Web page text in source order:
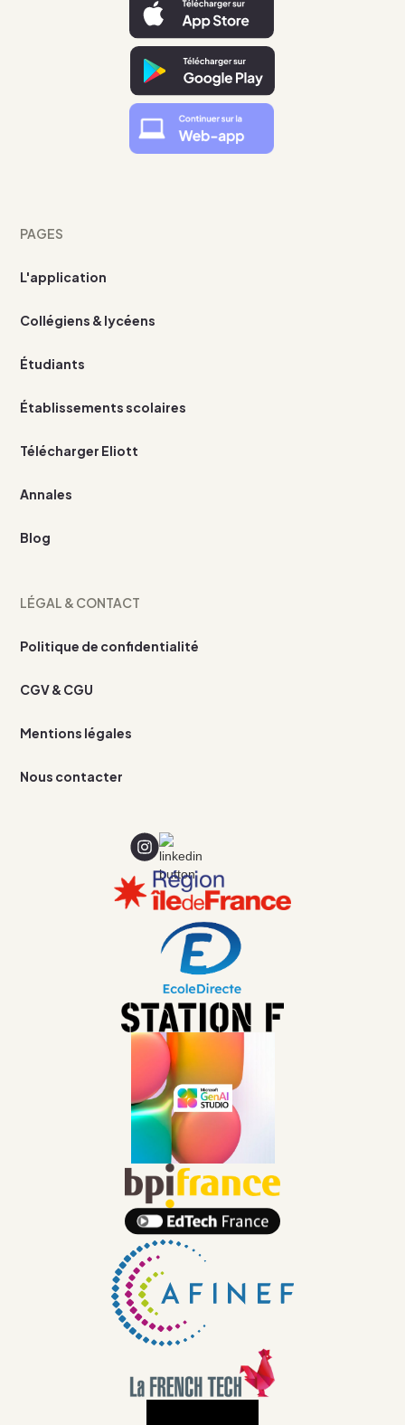
PAGES
L'application
Collégiens & lycéens
Étudiants
Établissements scolaires
Télécharger Eliott
Annales
Blog
LÉGAL & CONTACT
Politique de confidentialité
CGV & CGU
Mentions légales
Nous contacter